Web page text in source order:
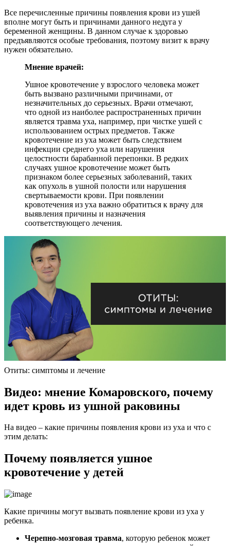
Все перечисленные причины появления крови из ушей
вполне могут быть и причинами данного недуга у
беременной женщины. В данном случае к здоровью
предъявляются особые требования, поэтому визит к врачу
нужен обязательно.
Мнение врачей:
Ушное кровотечение у взрослого человека может
быть вызвано различными причинами, от
незначительных до серьезных. Врачи отмечают,
что одной из наиболее распространенных причин
является травма уха, например, при чистке ушей с
использованием острых предметов. Также
кровотечение из уха может быть следствием
инфекции среднего уха или нарушения
целостности барабанной перепонки. В редких
случаях ушное кровотечение может быть
признаком более серьезных заболеваний, таких
как опухоль в ушной полости или нарушения
свертываемости крови. При появлении
кровотечения из уха важно обратиться к врачу для
выявления причины и назначения
соответствующего лечения.
Отиты: симптомы и лечение
Видео: мнение Комаровского, почему
идет кровь из ушной раковины
На видео – какие причины появления крови из уха и что с
этим делать:
Почему появляется ушное
кровотечение у детей
Какие причины могут вызвать появление крови из уха у
ребенка.
Черепно-мозговая травма, которую ребенок может